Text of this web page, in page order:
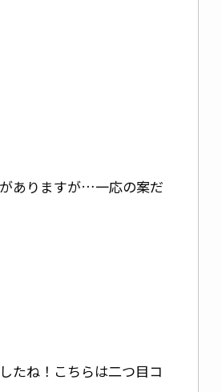
ありますが…一応の案だ
たね！こちらは二つ目コ